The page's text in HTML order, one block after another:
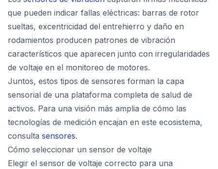
que pueden indicar fallas eléctricas: barras de rotor
sueltas, excentricidad del entrehierro y daño en
rodamientos producen patrones de vibración
característicos que aparecen junto con irregularidades
de voltaje en el monitoreo de motores.
Juntos, estos tipos de sensores forman la capa
sensorial de una plataforma completa de salud de
activos. Para una visión más amplia de cómo las
tecnologías de medición encajan en este ecosistema,
consulta sensores.
Cómo seleccionar un sensor de voltaje
Elegir el sensor de voltaje correcto para una